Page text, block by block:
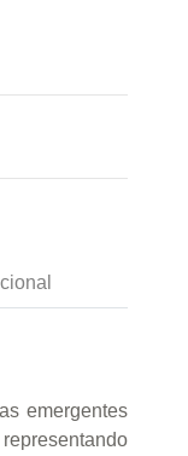
emergentes